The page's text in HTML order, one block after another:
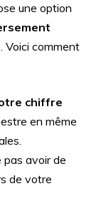
une option
. Voici comment
chiffre
en même
avoir de
de votre